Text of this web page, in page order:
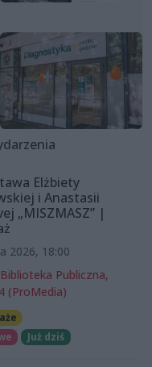
Elżbiety
i Anastasii
„MISZMASZ” |
2026, 18:00
Publiczna,
(ProMedia)
Już dziś